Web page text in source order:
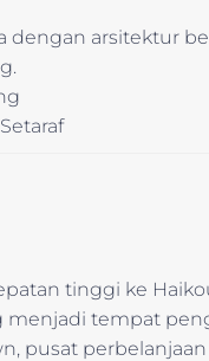
dengan arsitektur
tinggi ke
menjadi tempat
pusat